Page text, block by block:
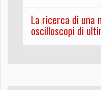
La ricerca di una
oscilloscopi di